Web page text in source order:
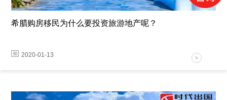
希腊购房移民为什么要投资旅游地产呢？
2020-01-13